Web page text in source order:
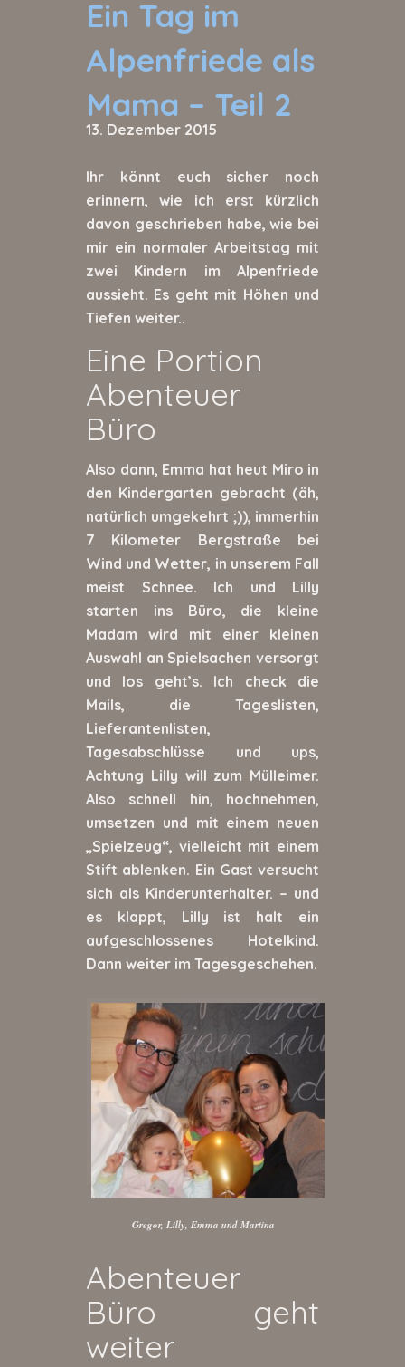
Ein Tag im
Alpenfriede als
Mama – Teil 2
13. Dezember 2015
Ihr könnt euch sicher noch
erinnern, wie ich erst kürzlich
davon geschrieben habe, wie bei
mir ein normaler Arbeitstag mit
zwei Kindern im Alpenfriede
aussieht. Es geht mit Höhen und
Tiefen weiter..
Eine Portion
Abenteuer
Büro
Also dann, Emma hat heut Miro in
den Kindergarten gebracht (äh,
natürlich umgekehrt ;)), immerhin
7 Kilometer Bergstraße bei
Wind und Wetter, in unserem Fall
meist Schnee. Ich und Lilly
starten ins Büro, die kleine
Madam wird mit einer kleinen
Auswahl an Spielsachen versorgt
und los geht’s. Ich check die
Mails, die Tageslisten,
Lieferantenlisten,
Tagesabschlüsse und ups,
Achtung Lilly will zum Mülleimer.
Also schnell hin, hochnehmen,
umsetzen und mit einem neuen
„Spielzeug“, vielleicht mit einem
Stift ablenken. Ein Gast versucht
sich als Kinderunterhalter. – und
es klappt, Lilly ist halt ein
aufgeschlossenes Hotelkind.
Dann weiter im Tagesgeschehen.
Gregor, Lilly, Emma und Martina
Abenteuer
Büro geht
weiter